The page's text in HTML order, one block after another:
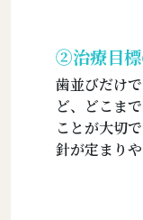
②治療目
歯並びだけ
ど、どこま
ことが大切
針が定まりや